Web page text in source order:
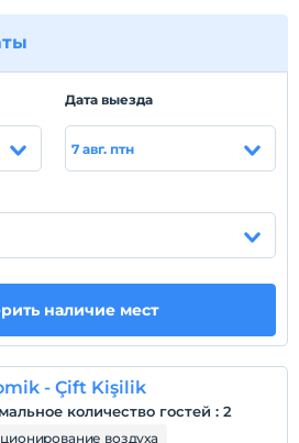
Показать на
не допускаются
Дата выезда
7 авг. птн
наличие мест
- Çift Kişilik
количество гостей : 2
воздуха